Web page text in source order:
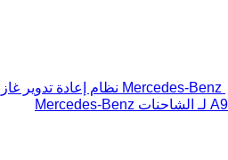
Mercedes-Benz نظام إعادة تدوير غاز
العادم في المبرد A9361421479 لـ الشاحنات Mercedes-Benz